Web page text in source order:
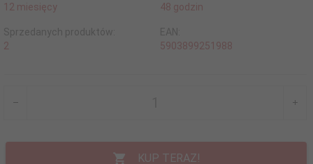
12 miesięcy
48 godzin
Sprzedanych produktów:
2
EAN:
5903899251988
KUP TERAZ!